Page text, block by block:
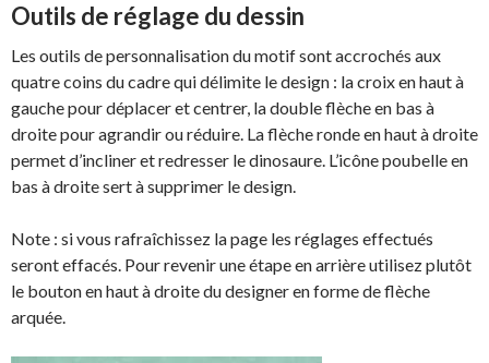
Outils de réglage du dessin
Les outils de personnalisation du motif sont accrochés aux
quatre coins du cadre qui délimite le design : la croix en haut à
gauche pour déplacer et centrer, la double flèche en bas à
droite pour agrandir ou réduire. La flèche ronde en haut à droite
permet d’incliner et redresser le dinosaure. L’icône poubelle en
bas à droite sert à supprimer le design.
Note : si vous rafraîchissez la page les réglages effectués
seront effacés. Pour revenir une étape en arrière utilisez plutôt
le bouton en haut à droite du designer en forme de flèche
arquée.